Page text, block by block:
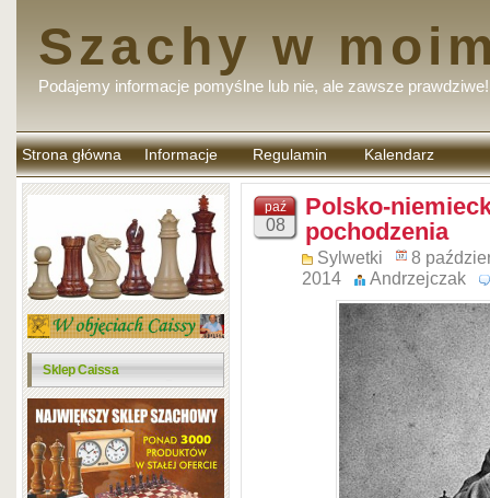
Szachy w
Podajemy informacje pomyślne lub nie, ale zawsze prawdziwe!
Strona główna Informacje Regulamin
komentarzy
Kalendarz
Sklep Caissa
paź
08
Polsko-
pochodzenia
Sylwetki
8
2014
Andrzejczak